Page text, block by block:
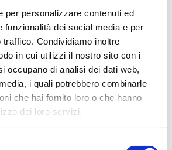
per personalizzare contenuti ed
funzionalità dei social media e per
Condividiamo inoltre
in cui utilizzi il nostro sito con i
occupano di analisi dei dati web,
i quali potrebbero combinarle
che hai fornito loro o che hanno
dei loro servizi.
Group): "L’AI va
dentro i processi,